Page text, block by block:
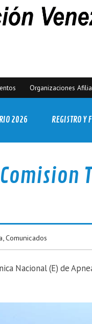
Organizaciones
Subacuáticas
2026 REGISTRO Y
,Comunicados
Nacional (E) de